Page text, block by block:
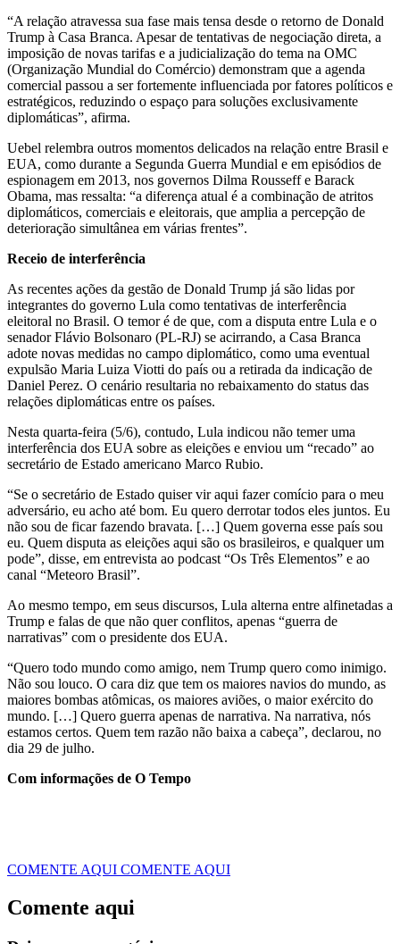
“A relação atravessa sua fase mais tensa desde o retorno de Donald
Trump à Casa Branca. Apesar de tentativas de negociação direta, a
imposição de novas tarifas e a judicialização do tema na OMC
(Organização Mundial do Comércio) demonstram que a agenda
comercial passou a ser fortemente influenciada por fatores políticos e
estratégicos, reduzindo o espaço para soluções exclusivamente
diplomáticas”, afirma.
Uebel relembra outros momentos delicados na relação entre Brasil e
EUA, como durante a Segunda Guerra Mundial e em episódios de
espionagem em 2013, nos governos Dilma Rousseff e Barack
Obama, mas ressalta: “a diferença atual é a combinação de atritos
diplomáticos, comerciais e eleitorais, que amplia a percepção de
deterioração simultânea em várias frentes”.
Receio de interferência
As recentes ações da gestão de Donald Trump já são lidas por
integrantes do governo Lula como tentativas de interferência
eleitoral no Brasil. O temor é de que, com a disputa entre Lula e o
senador Flávio Bolsonaro (PL-RJ) se acirrando, a Casa Branca
adote novas medidas no campo diplomático, como uma eventual
expulsão Maria Luiza Viotti do país ou a retirada da indicação de
Daniel Perez. O cenário resultaria no rebaixamento do status das
relações diplomáticas entre os países.
Nesta quarta-feira (5/6), contudo, Lula indicou não temer uma
interferência dos EUA sobre as eleições e enviou um “recado” ao
secretário de Estado americano Marco Rubio.
“Se o secretário de Estado quiser vir aqui fazer comício para o meu
adversário, eu acho até bom. Eu quero derrotar todos eles juntos. Eu
não sou de ficar fazendo bravata. […] Quem governa esse país sou
eu. Quem disputa as eleições aqui são os brasileiros, e qualquer um
pode”, disse, em entrevista ao podcast “Os Três Elementos” e ao
canal “Meteoro Brasil”.
Ao mesmo tempo, em seus discursos, Lula alterna entre alfinetadas a
Trump e falas de que não quer conflitos, apenas “guerra de
narrativas” com o presidente dos EUA.
“Quero todo mundo como amigo, nem Trump quero como inimigo.
Não sou louco. O cara diz que tem os maiores navios do mundo, as
maiores bombas atômicas, os maiores aviões, o maior exército do
mundo. […] Quero guerra apenas de narrativa. Na narrativa, nós
estamos certos. Quem tem razão não baixa a cabeça”, declarou, no
dia 29 de julho.
Com informações de O Tempo
COMENTE AQUI COMENTE AQUI
Comente aqui